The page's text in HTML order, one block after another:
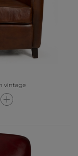
vintage